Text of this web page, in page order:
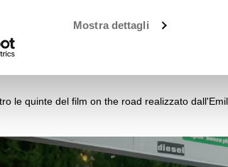
Mostra dettagli
Produzione
Normativa di
Fabio De Luigi e
all'ora
le quinte del film on the road realizzato